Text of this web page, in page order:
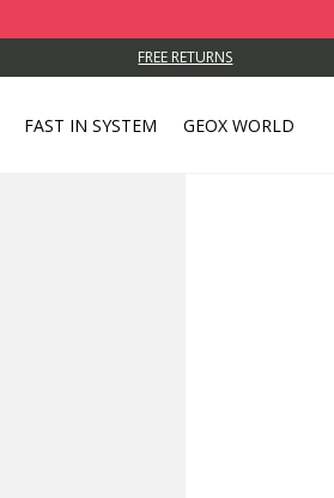
FREE RETURNS
FAST IN SYSTEM GEOX WORLD